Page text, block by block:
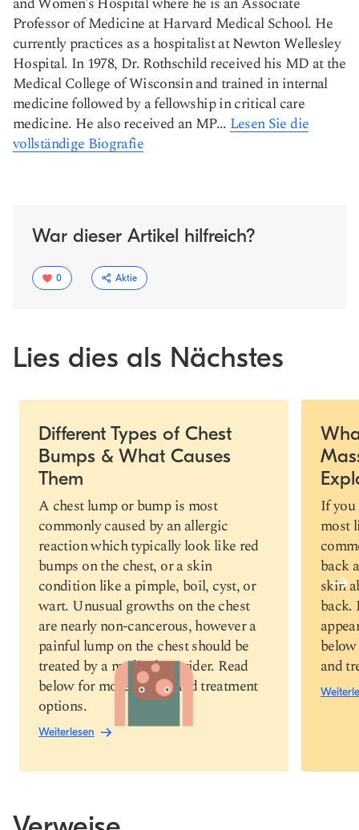
Professor of Medicine at Harvard Medical School. He
currently practices as a hospitalist at Newton Wellesley
Hospital. In 1978, Dr. Rothschild received his MD at the
Medical College of Wisconsin and trained in internal
medicine followed by a fellowship in critical care
medicine. He also received an MP... Lesen Sie die
vollständige Biografie
War dieser Artikel hilfreich?
0 Aktie
Link
Lies dies als Nächstes
Slide 1 of 6
Different Types of Chest
Bumps & What Causes
Them
A chest lump or bump is most
commonly caused by an allergic
reaction which typically look like red
bumps on the chest, or a skin
condition like a pimple, boil, cyst, or
wart. Unusual growths on the chest
are nearly non-cancerous, however a
painful lump on the chest should be
treated by a medical provider. Read
below for more causes and treatment
options.
Weiterlesen
If you
most
back
skin
back.
and